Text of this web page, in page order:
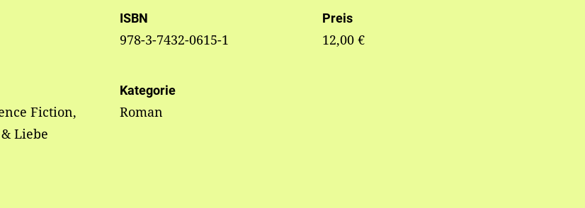
ISBN
978-3-7432-0615-1
Preis
12,00 €
Fiction,
Liebe
Kategorie
Roman